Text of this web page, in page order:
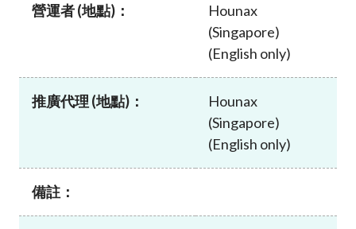
加入本會
營運者 (地點)：
Hounax
(Singapore)
(English only)
推廣代理 (地點)：
Hounax
(Singapore)
(English only)
備註：